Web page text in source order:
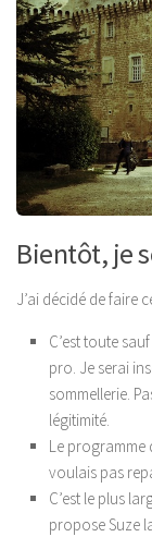
Bientôt, je
J’ai décidé de faire
C’est toute
pro. Je serai
sommellerie.
légitimité.
Le programme
voulais pas
C’est le plus
propose Suze